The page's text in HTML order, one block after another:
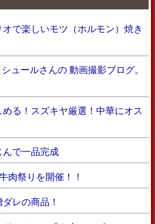
で楽しいモツ（ホルモン）焼き
ュールさんの 動画撮影ブログ。
る！スズキヤ厳選！中華にオス
んで一品完成
肉祭りを開催！！
レの商品！